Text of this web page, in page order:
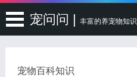
宠问问 | 丰富的养宠物知识
宠物百科知识